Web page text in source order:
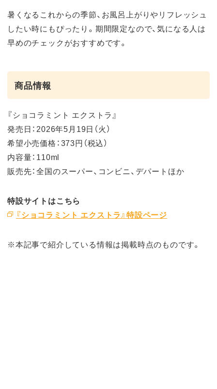
暑くなるこれからの季節、お風呂上がりやリフレッシュ
したい時にもぴったり。期間限定なので、気になる人は
早めのチェックがおすすめです。
商品情報
『ショコラミント エクストラ』
発売日：2026年5月19日（火）
希望小売価格：373円（税込）
内容量：110ml
販売先：全国のスーパー、コンビニ、デパートほか
特設サイトはこちら
『ショコラミント エクストラ』特設ページ
※本記事で紹介している情報は掲載時点のものです。